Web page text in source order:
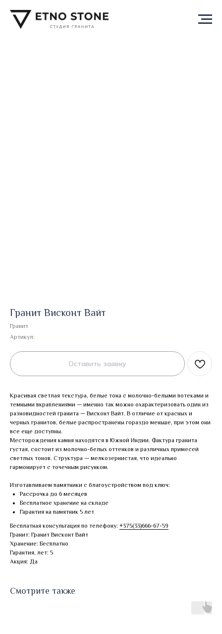
Гранит Висконт Вайт
Гранит
Артикул:
Оставить заявку
Красивая светлая текстура, белые тона с молочно-белыми потеками и
темными вкраплениями — именно так можно охарактеризовать один из
разновидностей гранита — Висконт Вайт. В отличие от красных и
черных гранитов, белые распространены гораздо меньше, при этом они
все еще доступны.
Месторождения камня находятся в Южной Индии. Фактура гранита
густая, состоит из молочно-белых оттенков и различных примесей
светлых тонов. Структура — мелкозернистая, что идеально
гармонирует с точечным рисунком.
Изготавливаем памятники с благоустройством под ключ:
Рассрочка до 6 месяцев
Бесплатное хранение на складе
Гарантия на памятник 5 лет
Бесплатная консультация по телефону: +375(33)666-67-59
Гранит: Гранит Висконт Вайт
Хранение: Бесплатно
Гарантия, лет: 5
Акция: Да
Смотрите также